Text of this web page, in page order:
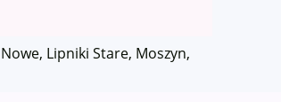
Lipniki Stare, Moszyn,